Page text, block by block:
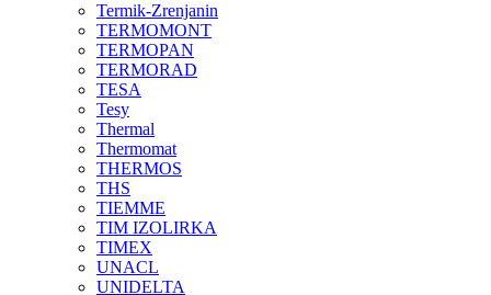
Termik-Zrenjanin
TERMOMONT
TERMOPAN
TERMORAD
TESA
Tesy
Thermal
Thermomat
THERMOS
THS
TIEMME
TIM IZOLIRKA
TIMEX
UNACL
UNIDELTA